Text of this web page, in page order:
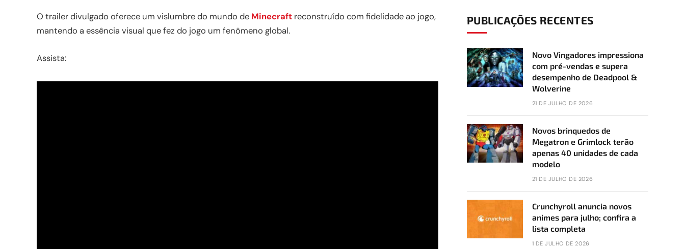
O trailer divulgado oferece um vislumbre do mundo de Minecraft reconstruído com fidelidade ao jogo,
mantendo a essência visual que fez do jogo um fenômeno global.
Assista:
PUBLICAÇÕES RECENTES
Novo Vingadores impressiona
com pré-vendas e supera
desempenho de Deadpool &
Wolverine
21 DE JULHO DE 2026
Novos brinquedos de
Megatron e Grimlock terão
apenas 40 unidades de cada
modelo
21 DE JULHO DE 2026
Crunchyroll anuncia novos
animes para julho; confira a
lista completa
1 DE JULHO DE 2026